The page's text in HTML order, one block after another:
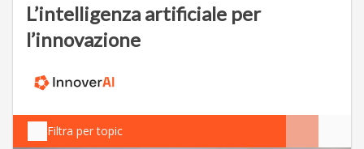
L’intelligenza artificiale per
l’innovazione
Filtra per topic